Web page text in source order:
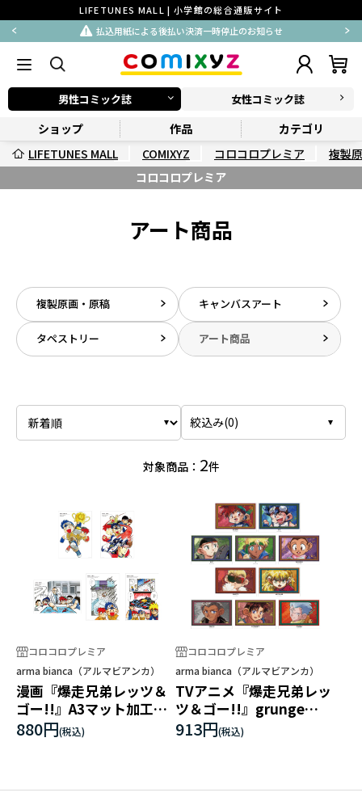
LIFETUNES MALL | 小学館の総合通販サイト
払込用紙による後払い決済一時停止のお知らせ
男性コミック誌 女性コミック誌
ショップ 作品
カテゴリ
LIFETUNES MALL
COMIXYZ コロコロプレミア
複製
コロコロプレミア
アート商品
複製原画・原稿 キャンバスアート
タペストリー アート商品
絞込み(0)
対象商品： 2件
コロコロプレミア
arma bianca（アルマビアンカ）
漫画『爆走兄弟レッツ＆
ゴー!!』A3マット加工ポ
スター
880円
コロコロプレミア
arma bianca（アルマビアンカ）
TVアニメ『爆走兄弟レッ
ツ＆ゴー!!』grunge
CANVAS A3マット加工ポ
スター
913円